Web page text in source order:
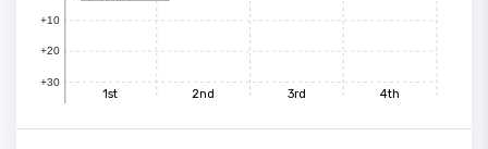
+30
+20
+10
1st 2nd 3rd 4th